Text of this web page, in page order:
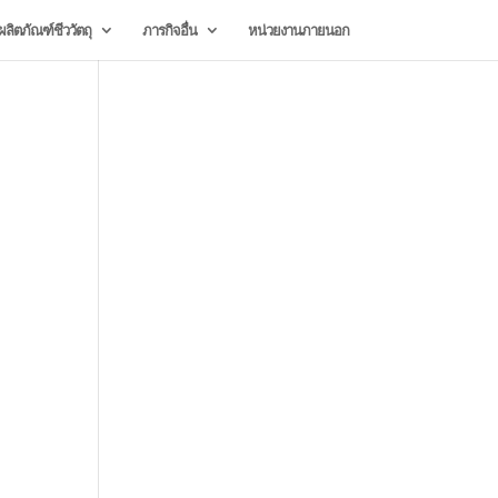
ผลิตภัณฑ์ชีววัตถุ ภารกิจอื่น หน่วยงานภายนอก